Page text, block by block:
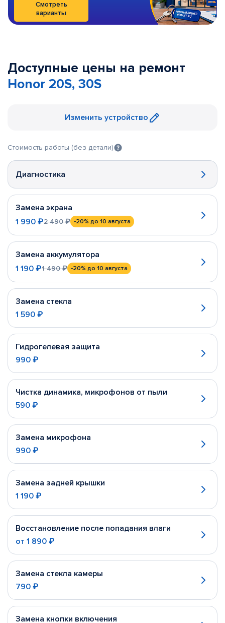
Смотреть
варианты
Доступные цены на ремонт
Honor 20S, 30S
Изменить устройство
Стоимость работы (без детали)
Диагностика
Замена экрана
1 990 ₽2 490 ₽ -20% до 10 августа
Замена аккумулятора
1 190 ₽1 490 ₽ -20% до 10 августа
Замена стекла
1 590 ₽
Гидрогелевая защита
990 ₽
Чистка динамика, микрофонов от пыли
590 ₽
Замена микрофона
990 ₽
Замена задней крышки
1 190 ₽
Восстановление после попадания влаги
от 1 890 ₽
Замена стекла камеры
790 ₽
Замена кнопки включения